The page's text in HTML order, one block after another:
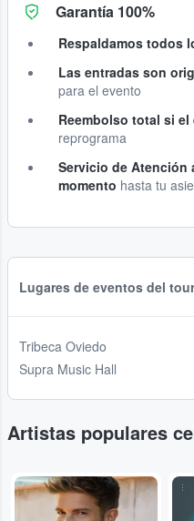
Garantía 100%
Respaldamos todos
Las entradas son
para el evento
Reembolso total si
reprograma
Servicio de Atención
momento hasta tu
Lugares de eventos del
Tribeca Oviedo
Supra Music Hall
Artistas populares
... ...